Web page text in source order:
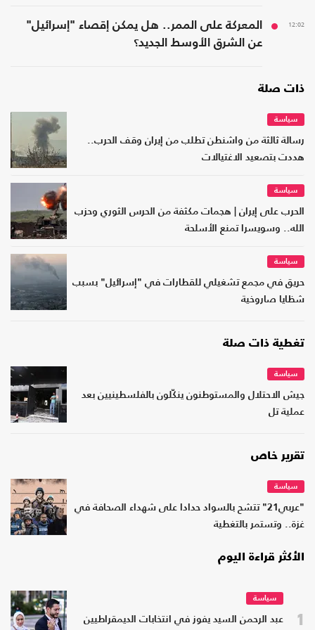
12:02
المعركة على الممر.. هل يمكن إقصاء "إسرائيل"
عن الشرق الأوسط الجديد؟
ذات صلة
سياسة
رسالة ثالثة من واشنطن تطلب من إيران وقف الحرب..
هددت بتصعيد الاغتيالات
سياسة
الحرب على إيران | هجمات مكثفة من الحرس الثوري وحزب
الله.. وسويسرا تمنع الأسلحة
سياسة
حريق في مجمع تشغيلي للقطارات في "إسرائيل" بسبب
شظايا صاروخية
تغطية ذات صلة
سياسة
جيش الاحتلال والمستوطنون ينكّلون بالفلسطينيين بعد
عملية تل
تقرير خاص
سياسة
"عربي21" تتشح بالسواد حدادا على شهداء الصحافة في
غزة.. وتستمر بالتغطية
الأكثر قراءة اليوم
1
سياسة
عبد الرحمن السيد يفوز في انتخابات الديمقراطيين